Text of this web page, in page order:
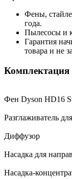
Фены,
года.
Пылесосы и
Гарантия
товара и не
Комплектация
Фен Dyson HD16
Разглаживатель
Диффузор
Насадка для
Насадка-